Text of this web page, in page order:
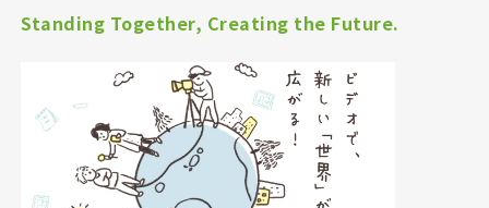
Standing Together, Creating the Future.